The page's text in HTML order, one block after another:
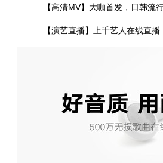
【高清MV】大咖首发，日韩流
【演艺直播】上千艺人在线直播